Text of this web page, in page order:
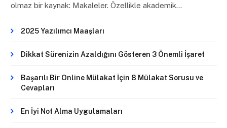
olmaz bir kaynak: Makaleler. Özellikle akademik…
2025 Yazılımcı Maaşları
Dikkat Sürenizin Azaldığını Gösteren 3 Önemli İşaret
Başarılı Bir Online Mülakat İçin 8 Mülakat Sorusu ve
Cevapları
En İyi Not Alma Uygulamaları